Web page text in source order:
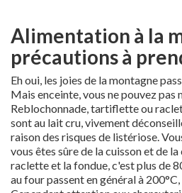
Alimentation à la
précautions à
Eh oui, les joies de la montagne
Mais enceinte, vous ne pouvez pas
Reblochonnade, tartiflette ou
sont au lait cru, vivement
raison des risques de listériose.
vous êtes sûre de la cuisson et de
raclette et la fondue, c'est plus de
au four passent en général à